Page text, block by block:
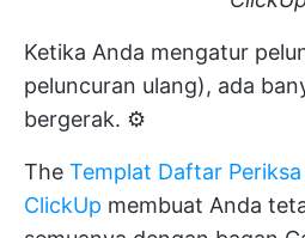
Ketika Anda mengatur
peluncuran ulang), ada
bergerak. ⚙️
The Templat Daftar
ClickUp membuat Anda